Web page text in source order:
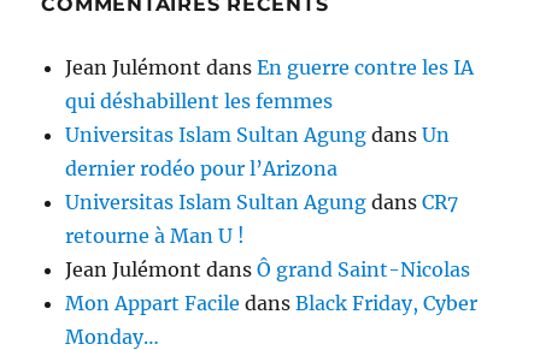
Jean Julémont dansEn guerre contre les IA
qui déshabillent les femmes
Universitas Islam Sultan Agung dansUn
dernier rodéo pour l’Arizona
Universitas Islam Sultan Agung dansCR7
retourne à Man U !
Jean Julémont dansÔ grand Saint-Nicolas
Mon Appart Facile dansBlack Friday, Cyber
Monday…